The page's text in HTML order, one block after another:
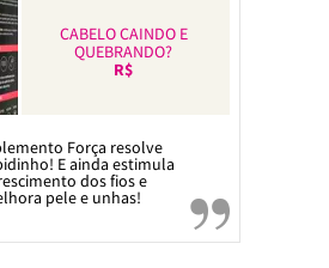
CABELO CAINDO E
QUEBRANDO?
R$
Força resolve
E ainda estimula
dos fios e
pele e unhas!